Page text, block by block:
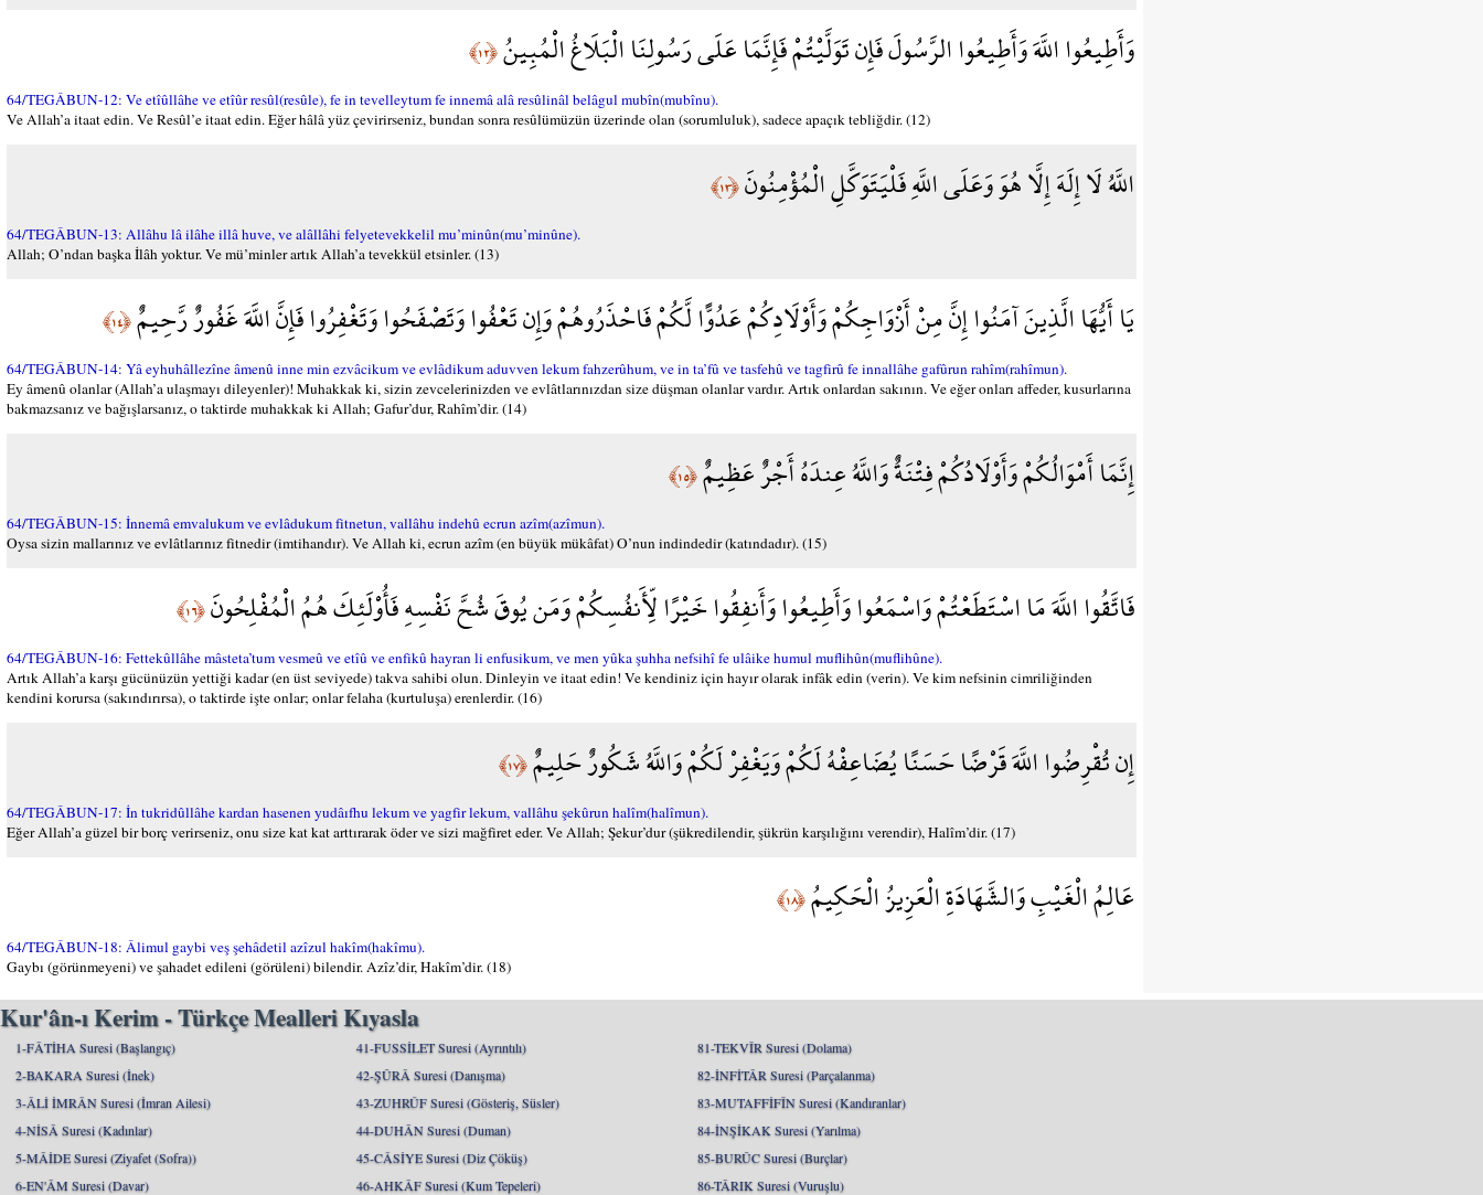
وَأَطِيعُوا اللَّهَ وَأَطِيعُوا الرَّسُولَ فَإِن تَوَلَّيْتُمْ فَإِنَّمَا عَلَى رَسُولِنَا الْبَلَاغُ الْمُبِينُ﴿١٢﴾
64/TEGÂBUN-12: Ve etîûllâhe ve etîûr resûl(resûle), fe in tevelleytum fe innemâ alâ resûlinâl belâgul mubîn(mubînu).
Ve Allah’a itaat edin. Ve Resûl’e itaat edin. Eğer hâlâ yüz çevirirseniz, bundan sonra resûlümüzün üzerinde olan (sorumluluk), sadece apaçık tebliğdir. (12)
اللَّهُ لَا إِلَهَ إِلَّا هُوَ وَعَلَى اللَّهِ فَلْيَتَوَكَّلِ الْمُؤْمِنُونَ﴿١٣﴾
64/TEGÂBUN-13: Allâhu lâ ilâhe illâ huve, ve alâllâhi felyetevekkelil mu’minûn(mu’minûne).
Allah; O’ndan başka İlâh yoktur. Ve mü’minler artık Allah’a tevekkül etsinler. (13)
يَا أَيُّهَا الَّذِينَ آمَنُوا إِنَّ مِنْ أَزْوَاجِكُمْ وَأَوْلَادِكُمْ عَدُوًّا لَّكُمْ فَاحْذَرُوهُمْ وَإِن تَعْفُوا وَتَصْفَحُوا وَتَغْفِرُوا فَإِنَّ اللَّهَ غَفُورٌ رَّحِيمٌ﴿١٤﴾
64/TEGÂBUN-14: Yâ eyhuhâllezîne âmenû inne min ezvâcikum ve evlâdikum aduvven lekum fahzerûhum, ve in ta’fû ve tasfehû ve tagfirû fe innallâhe gafûrun rahîm(rahîmun).
Ey âmenû olanlar (Allah’a ulaşmayı dileyenler)! Muhakkak ki, sizin zevcelerinizden ve evlâtlarınızdan size düşman olanlar vardır. Artık onlardan sakının. Ve eğer onları affeder, kusurlarına
bakmazsanız ve bağışlarsanız, o taktirde muhakkak ki Allah; Gafur’dur, Rahîm’dir. (14)
إِنَّمَا أَمْوَالُكُمْ وَأَوْلَادُكُمْ فِتْنَةٌ وَاللَّهُ عِندَهُ أَجْرٌ عَظِيمٌ﴿١٥﴾
64/TEGÂBUN-15: İnnemâ emvalukum ve evlâdukum fitnetun, vallâhu indehû ecrun azîm(azîmun).
Oysa sizin mallarınız ve evlâtlarınız fitnedir (imtihandır). Ve Allah ki, ecrun azîm (en büyük mükâfat) O’nun indindedir (katındadır). (15)
فَاتَّقُوا اللَّهَ مَا اسْتَطَعْتُمْ وَاسْمَعُوا وَأَطِيعُوا وَأَنفِقُوا خَيْرًا لِّأَنفُسِكُمْ وَمَن يُوقَ شُحَّ نَفْسِهِ فَأُوْلَئِكَ هُمُ الْمُفْلِحُونَ﴿١٦﴾
64/TEGÂBUN-16: Fettekûllâhe mâsteta’tum vesmeû ve etîû ve enfikû hayran li enfusikum, ve men yûka şuhha nefsihî fe ulâike humul muflihûn(muflihûne).
Artık Allah’a karşı gücünüzün yettiği kadar (en üst seviyede) takva sahibi olun. Dinleyin ve itaat edin! Ve kendiniz için hayır olarak infâk edin (verin). Ve kim nefsinin cimriliğinden
kendini korursa (sakındırırsa), o taktirde işte onlar; onlar felaha (kurtuluşa) erenlerdir. (16)
إِن تُقْرِضُوا اللَّهَ قَرْضًا حَسَنًا يُضَاعِفْهُ لَكُمْ وَيَغْفِرْ لَكُمْ وَاللَّهُ شَكُورٌ حَلِيمٌ﴿١٧﴾
64/TEGÂBUN-17: İn tukridûllâhe kardan hasenen yudâıfhu lekum ve yagfir lekum, vallâhu şekûrun halîm(halîmun).
Eğer Allah’a güzel bir borç verirseniz, onu size kat kat arttırarak öder ve sizi mağfiret eder. Ve Allah; Şekur’dur (şükredilendir, şükrün karşılığını verendir), Halîm’dir. (17)
عَالِمُ الْغَيْبِ وَالشَّهَادَةِ الْعَزِيزُ الْحَكِيمُ﴿١٨﴾
64/TEGÂBUN-18: Âlimul gaybi veş şehâdetil azîzul hakîm(hakîmu).
Gaybı (görünmeyeni) ve şahadet edileni (görüleni) bilendir. Azîz’dir, Hakîm’dir. (18)
Kur'ân-ı Kerim - Türkçe Mealleri Kıyasla
1-FÂTİHA Suresi (Başlangıç)
2-BAKARA Suresi (İnek)
3-ÂLİ İMRÂN Suresi (İmran Ailesi)
4-NİSÂ Suresi (Kadınlar)
5-MÂİDE Suresi (Ziyafet (Sofra))
6-EN'ÂM Suresi (Davar)
41-FUSSİLET Suresi (Ayrıntılı)
42-ŞÛRÂ Suresi (Danışma)
43-ZUHRÛF Suresi (Gösteriş, Süsler)
44-DUHÂN Suresi (Duman)
45-CÂSİYE Suresi (Diz Çöküş)
46-AHKÂF Suresi (Kum Tepeleri)
81-TEKVÎR Suresi (Dolama)
82-İNFİTÂR Suresi (Parçalanma)
83-MUTAFFİFÎN Suresi (Kandıranlar)
84-İNŞİKAK Suresi (Yarılma)
85-BURÛC Suresi (Burçlar)
86-TÂRIK Suresi (Vuruşlu)